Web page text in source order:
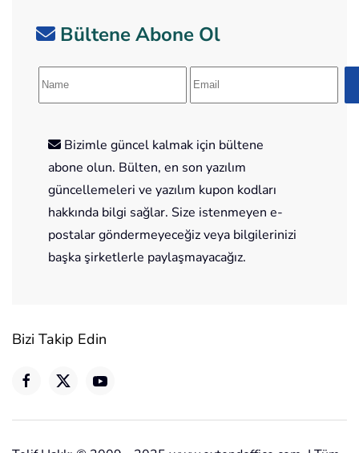
Bültene Abone Ol
Bizimle güncel kalmak için bültene
abone olun. Bülten, en son yazılım
güncellemeleri ve yazılım kupon kodları
hakkında bilgi sağlar. Size istenmeyen e-
postalar göndermeyeceğiz veya bilgilerinizi
başka şirketlerle paylaşmayacağız.
Bizi Takip Edin